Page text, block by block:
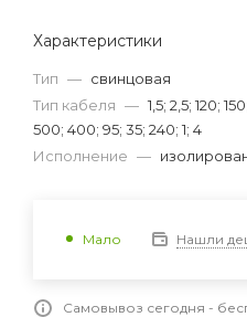
Характеристики
Тип — свинцовая
Тип кабеля — 1,5; 2,5; 120;
500; 400; 95; 35; 240; 1; 4
Исполнение —
Мало Нашли
Самовывоз сегодня -